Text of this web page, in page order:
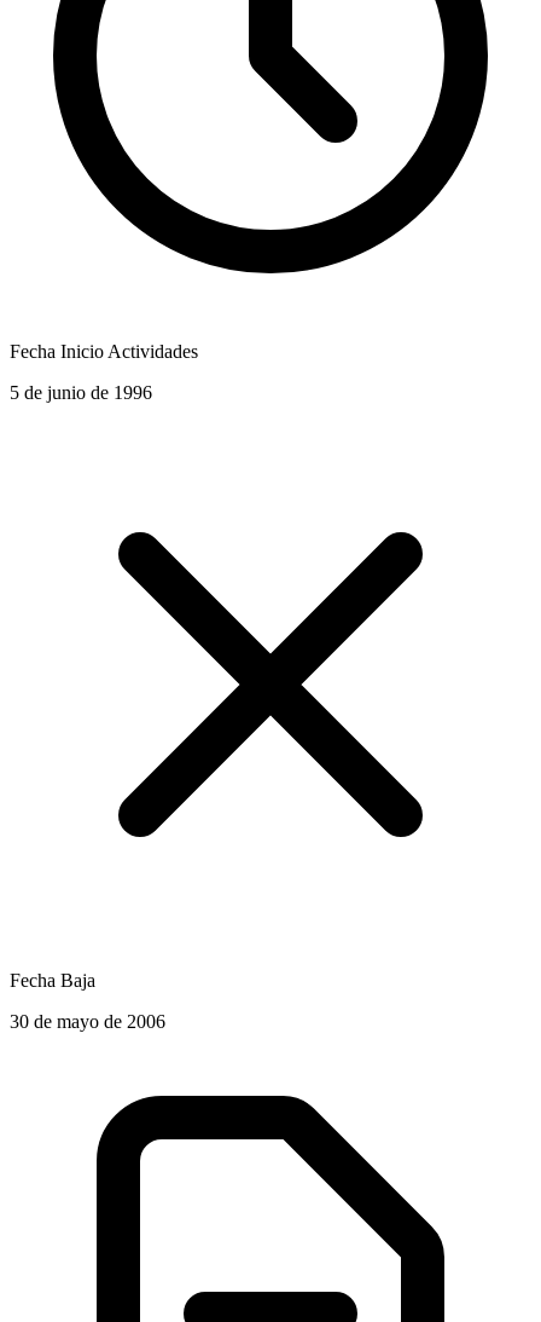
Fecha Inicio Actividades
5 de junio de 1996
Fecha Baja
30 de mayo de 2006